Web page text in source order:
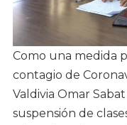
Como una medida
contagio de
Valdivia Omar
suspensión de